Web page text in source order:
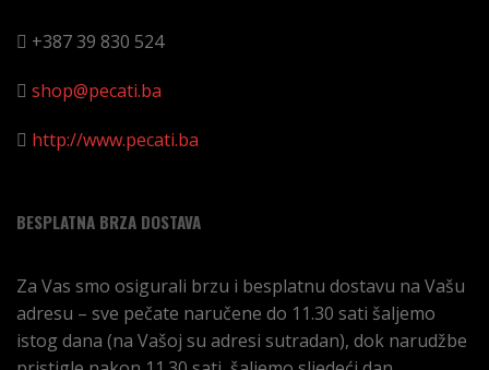
+387 39 830 524
shop@pecati.ba
http://www.pecati.ba
BESPLATNA BRZA DOSTAVA
Za Vas smo osigurali brzu i besplatnu dostavu na Vašu
adresu – sve pečate naručene do 11.30 sati šaljemo
istog dana (na Vašoj su adresi sutradan), dok narudžbe